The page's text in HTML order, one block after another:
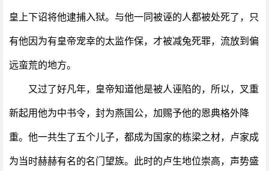
皇上下诏将他逮捕入狱。与他一同被诬的人都被处死了，只
有他因为有皇帝宠幸的太监作保，才被减兔死罪，流放到偏
远蛮荒的地方。
又过了好凡年，皇帝知道他是被人诬陷的，所以，叉重
新起用他为中书令，封为燕国公，加赐予他的恩典格外降
重。他一共生了五个儿子，都成为国家的栋梁之材，卢家成
为当时赫赫有名的名门望族。此时的卢生地位崇高，声势盛